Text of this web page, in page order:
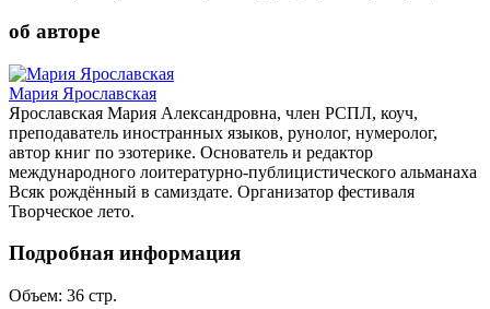
об авторе
Мария Ярославская
Ярославская Мария Александровна, член РСПЛ, коуч,
преподаватель иностранных языков, рунолог, нумеролог,
автор книг по эзотерике. Основатель и редактор
международного лоитературно-публицистического альманаха
Всяк рождённый в самиздате. Организатор фестиваля
Творческое лето.
Подробная информация
Объем: 36 стр.